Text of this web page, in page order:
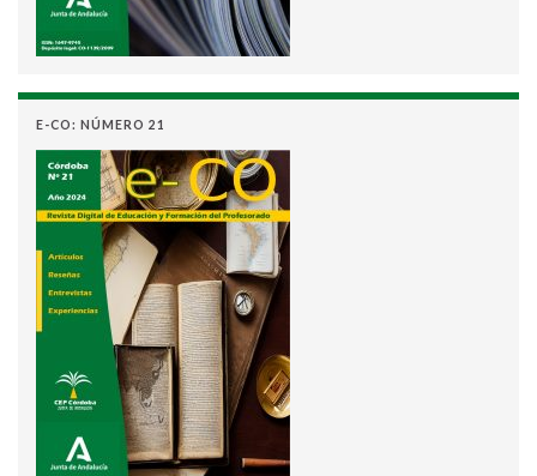
E-CO: NÚMERO 21